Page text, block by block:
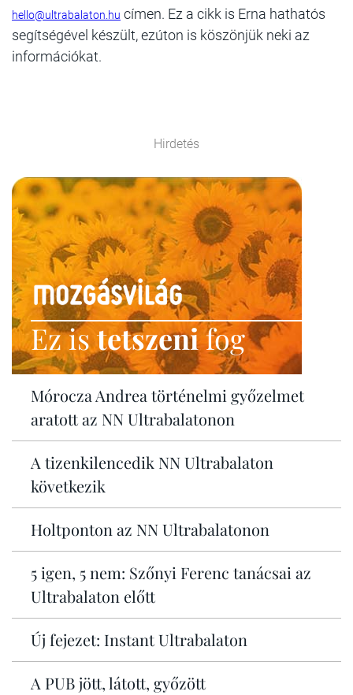
hello@ultrabalaton.hu címen. Ez a cikk is Erna hathatós
segítségével készült, ezúton is köszönjük neki az
információkat.
Hirdetés
Ez istetszenifog
Mórocza Andrea történelmi győzelmet
aratott az NN Ultrabalatonon
A tizenkilencedik NN Ultrabalaton
következik
Holtponton az NN Ultrabalatonon
5 igen, 5 nem: Szőnyi Ferenc tanácsai az
Ultrabalaton előtt
Új fejezet: Instant Ultrabalaton
A PUB jött, látott, győzött